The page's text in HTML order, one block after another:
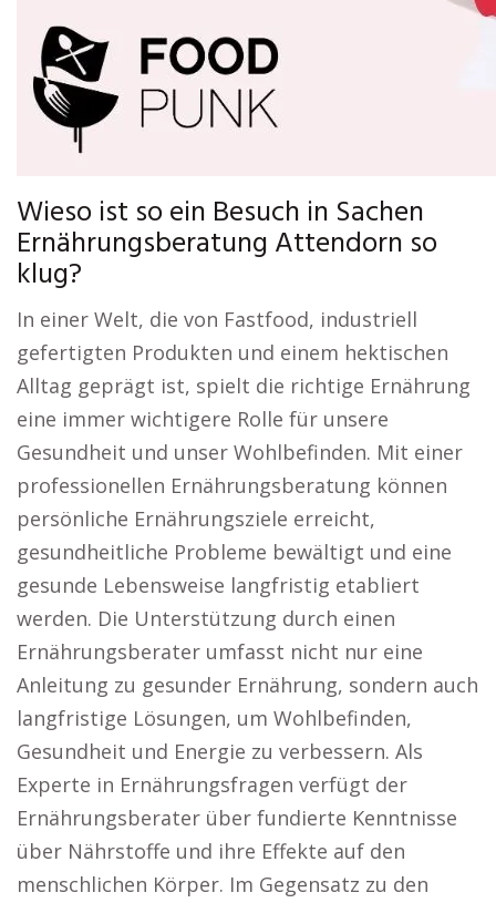
Wieso ist so ein Besuch in Sachen
Ernährungsberatung Attendorn so
klug?
In einer Welt, die von Fastfood, industriell
gefertigten Produkten und einem hektischen
Alltag geprägt ist, spielt die richtige Ernährung
eine immer wichtigere Rolle für unsere
Gesundheit und unser Wohlbefinden. Mit einer
professionellen Ernährungsberatung können
persönliche Ernährungsziele erreicht,
gesundheitliche Probleme bewältigt und eine
gesunde Lebensweise langfristig etabliert
werden. Die Unterstützung durch einen
Ernährungsberater umfasst nicht nur eine
Anleitung zu gesunder Ernährung, sondern auch
langfristige Lösungen, um Wohlbefinden,
Gesundheit und Energie zu verbessern. Als
Experte in Ernährungsfragen verfügt der
Ernährungsberater über fundierte Kenntnisse
über Nährstoffe und ihre Effekte auf den
menschlichen Körper. Im Gegensatz zu den